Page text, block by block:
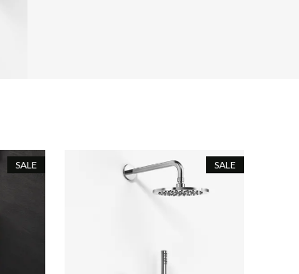
SALE SALE